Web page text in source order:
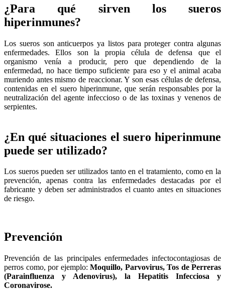
¿Para qué sirven los sueros
hiperinmunes?
Los sueros son anticuerpos ya listos para proteger contra algunas
enfermedades. Ellos son la propia célula de defensa que el
organismo venía a producir, pero que dependiendo de la
enfermedad, no hace tiempo suficiente para eso y el animal acaba
muriendo antes mismo de reaccionar. Y son esas células de defensa,
contenidas en el suero hiperinmune, que serán responsables por la
neutralización del agente infeccioso o de las toxinas y venenos de
serpientes.
¿En qué situaciones el suero hiperinmune
puede ser utilizado?
Los sueros pueden ser utilizados tanto en el tratamiento, como en la
prevención, apenas contra las enfermedades destacadas por el
fabricante y deben ser administrados el cuanto antes en situaciones
de riesgo.
Prevención
Prevención de las principales enfermedades infectocontagiosas de
perros como, por ejemplo: Moquillo, Parvovirus, Tos de Perreras
(Parainfluenza y Adenovirus), la Hepatitis Infecciosa y
Coronavirose.